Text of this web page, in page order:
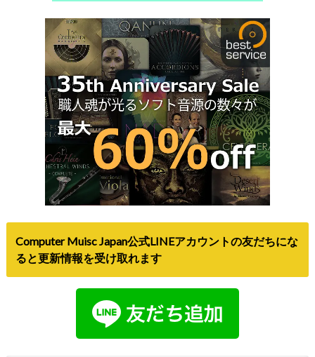
Computer Muisc Japan公式LINEアカウントの友だちにな
ると更新情報を受け取れます